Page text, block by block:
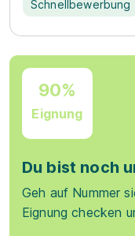
Schnellbewerbung
90%
Eignung
Du bist noch
Geh auf Nummer
Eignung checken